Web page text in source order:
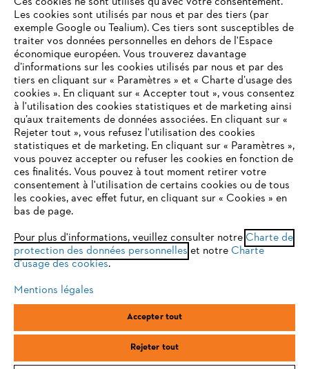
Questions / Réponses
Service
Conditions Générales de Vente
Mentions légales Cookies
Conditions de garantie
ANDREAS STIHL SAS, 1 rue des Epinettes, ZI Nord de Torcy, 77200
VOTRE NAVIGATEUR INTERNET
N'EST PLUS PRIS EN CHARGE
Vous utilisez un navigateur Internet que nous ne prenons plus
en charge, et certaines fonctionnalités de notre site ne
peuvent fonctionner correctement. Pour une utilisation
optimale de notre site, nous vous recommandons de passer à
l'un des navigateurs suivants :
firefox chrome
Les cookies sont utilisés par nous et par des tiers (par
exemple Google ou Tealium). Ces tiers sont susceptibles de
traiter vos données personnelles en dehors de l'Espace
économique européen. Vous trouverez davantage
d’informations sur les cookies utilisés par nous et par des
tiers en cliquant sur « Paramètres » et « Charte d’usage des
cookies ». En cliquant sur « Accepter tout », vous consentez
à l'utilisation des cookies statistiques et de marketing ainsi
qu’aux traitements de données associées. En cliquant sur «
Rejeter tout », vous refusez l'utilisation des cookies
statistiques et de marketing. En cliquant sur « Paramètres »,
vous pouvez accepter ou refuser les cookies en fonction de
ces finalités. Vous pouvez à tout moment retirer votre
consentement à l'utilisation de certains cookies ou de tous
les cookies, avec effet futur, en cliquant sur « Cookies » en
bas de page.
Pour plus d'informations, veuillez consulter notre Charte de
protection des données personnelles et notre Charte
d'usage des cookies.
Mentions légales
Accepter tout
Rejeter tout